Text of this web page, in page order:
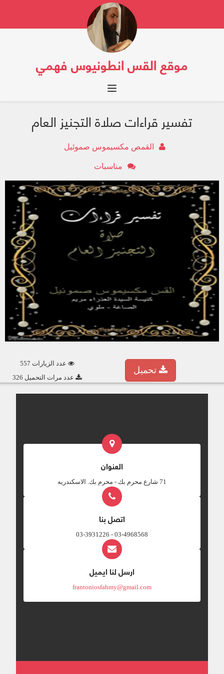
موقع القس انطونيوس فهمي
Toggle navigation
تفسير قراءات صلاة التجنيز العام
القمص مكسيموس صموئيل
مناسبات
عدد الزيارات 557
عدد مرات التحميل 326
تحميل
العنوان
‎71 شارع محرم بك - محرم بك. الاسكندريه
اتصل بنا
03-4968568 - 03-3931226
ارسل لنا ايميل
frantoniosfahmy@gmail.com